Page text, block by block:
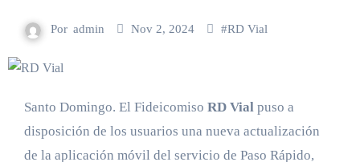
Por admin Nov 2, 2024 #RD Vial
Santo Domingo. El Fideicomiso RD Vialpuso a
disposición de los usuarios una nueva actualización
de la aplicación móvil del servicio de Paso Rápido,